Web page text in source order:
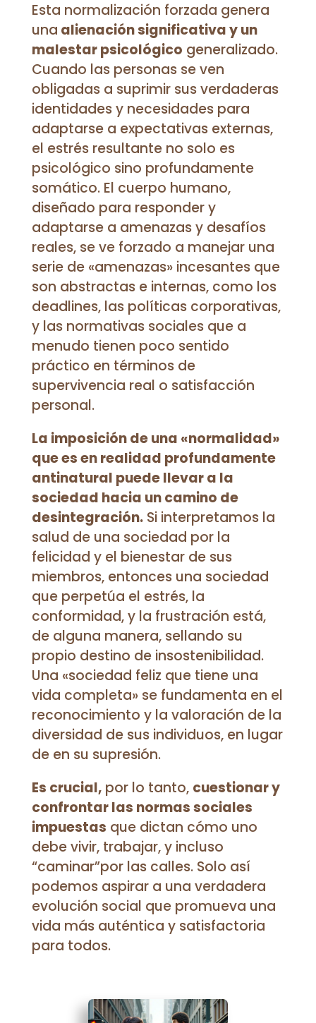
Esta normalización forzada genera
una alienación significativa y un
malestar psicológico generalizado.
Cuando las personas se ven
obligadas a suprimir sus verdaderas
identidades y necesidades para
adaptarse a expectativas externas,
el estrés resultante no solo es
psicológico sino profundamente
somático. El cuerpo humano,
diseñado para responder y
adaptarse a amenazas y desafíos
reales, se ve forzado a manejar una
serie de «amenazas» incesantes que
son abstractas e internas, como los
deadlines, las políticas corporativas,
y las normativas sociales que a
menudo tienen poco sentido
práctico en términos de
supervivencia real o satisfacción
personal.
La imposición de una «normalidad»
que es en realidad profundamente
antinatural puede llevar a la
sociedad hacia un camino de
desintegración.Si interpretamos la
salud de una sociedad por la
felicidad y el bienestar de sus
miembros, entonces una sociedad
que perpetúa el estrés, la
conformidad, y la frustración está,
de alguna manera, sellando su
propio destino de insostenibilidad.
Una «sociedad feliz que tiene una
vida completa» se fundamenta en el
reconocimiento y la valoración de la
diversidad de sus individuos, en lugar
de en su supresión.
Es crucial,por lo tanto, cuestionar y
confrontar las normas sociales
impuestas que dictan cómo uno
debe vivir, trabajar, y incluso
“caminar”por las calles. Solo así
podemos aspirar a una verdadera
evolución social que promueva una
vida más auténtica y satisfactoria
para todos.